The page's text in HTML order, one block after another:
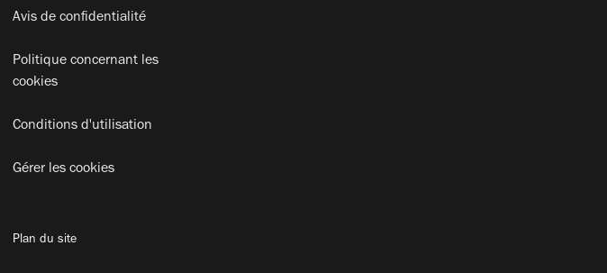
Avis de confidentialité
Politique concernant les
cookies
Conditions d'utilisation
Gérer les cookies
Plan du site